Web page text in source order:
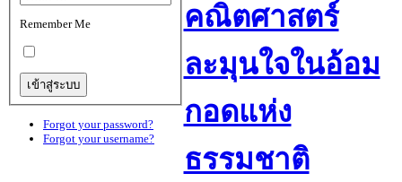
Remember Me
Forgot your password?
Forgot your username?
คณิตศาสตร์
ละมุนใจในอ้อม
กอดแห่ง
ธรรมชาติ